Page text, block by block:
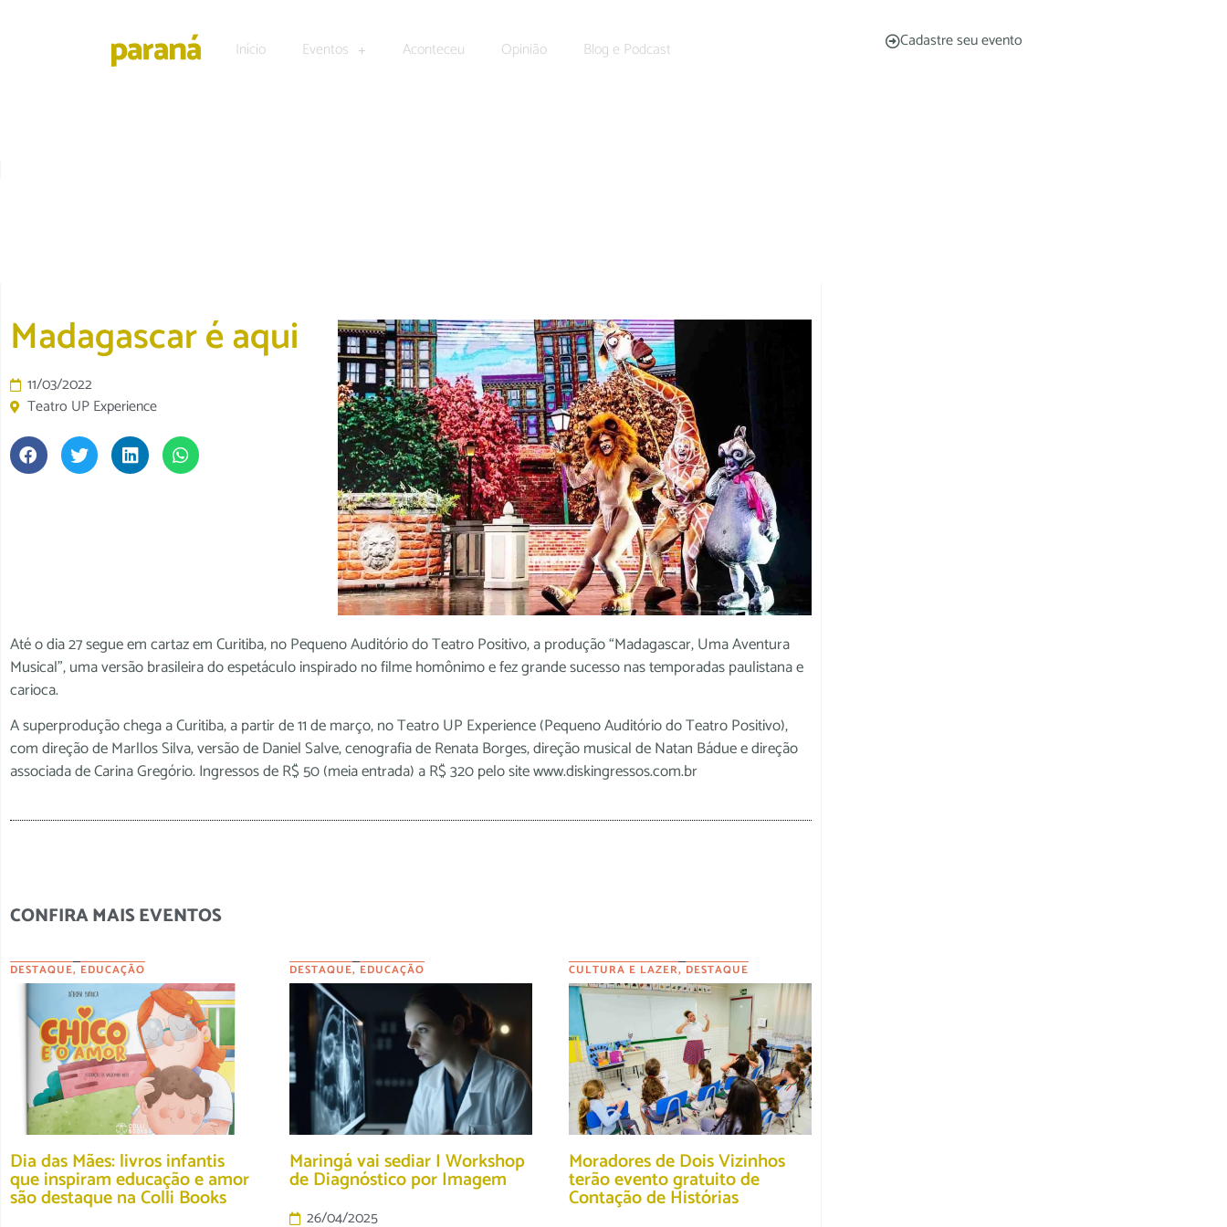
Início Eventos Aconteceu Opinião Blog e Podcast Cadastre seu evento
Madagascar é aqui
11/03/2022
Teatro UP Experience
Até o dia 27 segue em cartaz em Curitiba, no Pequeno Auditório do Teatro Positivo, a produção “Madagascar, Uma Aventura
Musical”, uma versão brasileira do espetáculo inspirado no filme homônimo e fez grande sucesso nas temporadas paulistana e
carioca.
A superprodução chega a Curitiba, a partir de 11 de março, no Teatro UP Experience (Pequeno Auditório do Teatro Positivo),
com direção de Marllos Silva, versão de Daniel Salve, cenografia de Renata Borges, direção musical de Natan Bádue e direção
associada de Carina Gregório. Ingressos de R$ 50 (meia entrada) a R$ 320 pelo site www.diskingressos.com.br
CONFIRA MAIS EVENTOS
DESTAQUE, EDUCAÇÃO
Dia das Mães: livros infantis
que inspiram educação e amor
são destaque na Colli Books
DESTAQUE, EDUCAÇÃO
Maringá vai sediar I Workshop
de Diagnóstico por Imagem
26/04/2025
CULTURA E LAZER, DESTAQUE
Moradores de Dois Vizinhos
terão evento gratuito de
Contação de Histórias